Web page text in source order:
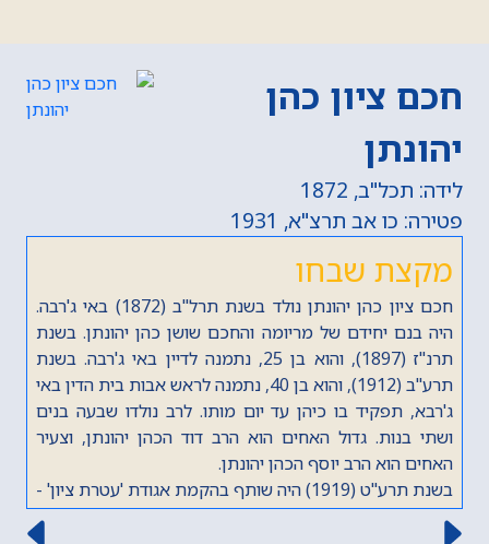
חכם ציון כהן
יהונתן
לידה: תכל"ב, 1872
פטירה: כו אב תרצ"א, 1931
מקצת שבחו
חכם ציון כהן יהונתן נולד בשנת תרל"ב (1872) באי ג'רבה.
היה בנם יחידם של מריומה והחכם שושן כהן יהונתן. בשנת
תרנ"ז (1897), והוא בן 25, נתמנה לדיין באי ג'רבה. בשנת
תרע"ב (1912), והוא בן 40, נתמנה לראש אבות בית הדין באי
ג'רבא, תפקיד בו כיהן עד יום מותו. לרב נולדו שבעה בנים
ושתי בנות. גדול האחים הוא הרב דוד הכהן יהונתן, וצעיר
האחים הוא הרב יוסף הכהן יהונתן.
בשנת תרע"ט (1919) היה שותף בהקמת אגודת 'עטרת ציון' -
אגודה ציונית, שעסקה בחינוך יהודי-ציוני, בחיזוק השפה